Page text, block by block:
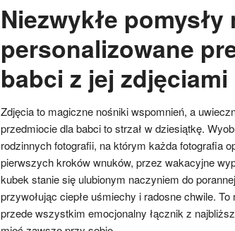
Niezwykłe pomysły
personalizowane
babci z jej zdjęciami
Zdjęcia to magiczne nośniki wspomnień, a
przedmiocie dla babci to strzał w dziesiątkę.
rodzinnych fotografii, na którym każda fotografia
pierwszych kroków wnuków, przez wakacyjne
kubek stanie się ulubionym naczyniem do
przywołując ciepłe uśmiechy i radosne chwile.
przede wszystkim emocjonalny łącznik z